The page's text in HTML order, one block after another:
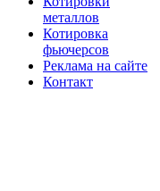
металлов
Котировка
фьючерсов
Реклама на сайте
Контакт